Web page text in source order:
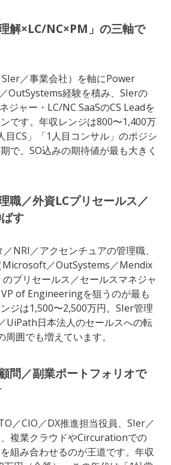
解×LC/NC×PM」の三軸で
／事業会社）を軸にPower
OutSystems経験を積み、SIerの
ジャー・LC/NC SaaSのCS Leadを
です。年収レンジは800〜1,400万
目CS」「1人目コンサル」のポジシ
で、SO込みの期待値が最も大きく
／外資LCプリセールス／
す
NRI／アクセンチュアの管理職、
Microsoft／OutSystems／Mendix
プリセールス／セールスマネジャ
of Engineeringを狙うのが最も
ジは1,500〜2,500万円。SIer管理
UiPath日本法人のセールスへの転
囲でも増えています。
問／副業ポートフォリオで
／CIO／DX推進担当役員、SIer／
複業クラウドやCircurationでの
組み合わせるのが王道です。年収